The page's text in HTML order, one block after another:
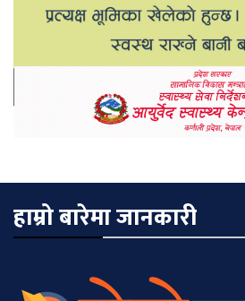
हाम्रो बारेमा जानकारी